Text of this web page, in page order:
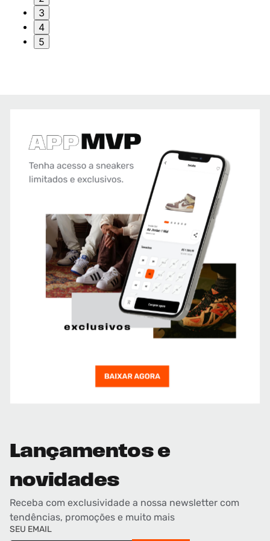
3
4
5
Lançamentos e
novidades
Receba com exclusividade a nossa newsletter com
tendências, promoções e muito mais
SEU EMAIL